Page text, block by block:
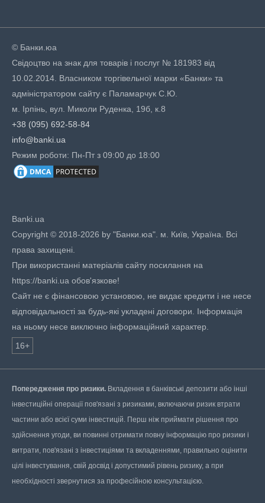
© Банки.юа
Свідоцтво на знак для товарів і послуг № 181983 від
10.02.2014. Власником торгівельної марки «Банки» та
адміністратором сайту є Паламарчук С.Ю.
м. Ірпінь, вул. Миколи Руденка, 19б, к.8
+38 (095) 692-58-84
info@banki.ua
Режим роботи: Пн-Пт з 09:00 до 18:00
Banki.ua
Copyright © 2018-2026 by "Банки.юа". м. Київ, Україна. Всі
права захищені.
При використанні матеріалів сайту посилання на
https://banki.ua обов'язкове!
Сайт не є фінансовою установою, не видає кредити і не несе
відповідальності за будь-які укладені договори. Інформація
на ньому несе виключно інформаційний характер.
16+
Попередження про ризики. Вкладення в банківські депозити або інші
інвестиційні операції пов'язані з ризиками, включаючи ризик втрати
частини або всієї суми інвестицій. Перш ніж приймати рішення про
здійснення угоди, ви повинні отримати повну інформацію про ризики і
витрати, пов'язані з інвестиціями та вкладеннями, правильно оцінити
цілі інвестування, свій досвід і допустимий рівень ризику, а при
необхідності звернутися за професійною консультацією.